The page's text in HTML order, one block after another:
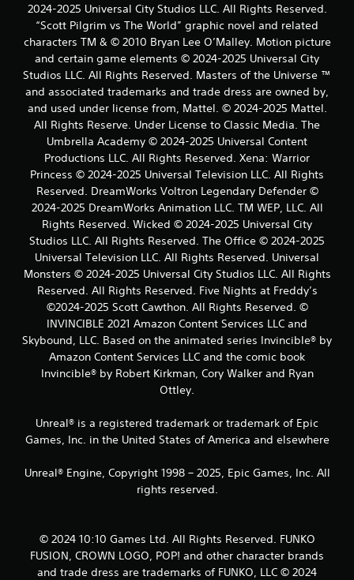
2024-2025 Universal City Studios LLC. All Rights Reserved.
“Scott Pilgrim vs The World” graphic novel and related
characters TM & © 2010 Bryan Lee O’Malley. Motion picture
and certain game elements © 2024-2025 Universal City
Studios LLC. All Rights Reserved. Masters of the Universe ™
and associated trademarks and trade dress are owned by,
and used under license from, Mattel. © 2024-2025 Mattel.
All Rights Reserve. Under License to Classic Media. The
Umbrella Academy © 2024-2025 Universal Content
Productions LLC. All Rights Reserved. Xena: Warrior
Princess © 2024-2025 Universal Television LLC. All Rights
Reserved. DreamWorks Voltron Legendary Defender ©
2024-2025 DreamWorks Animation LLC. TM WEP, LLC. All
Rights Reserved. Wicked © 2024-2025 Universal City
Studios LLC. All Rights Reserved. The Office © 2024-2025
Universal Television LLC. All Rights Reserved. Universal
Monsters © 2024-2025 Universal City Studios LLC. All Rights
Reserved. All Rights Reserved. Five Nights at Freddy’s
©2024-2025 Scott Cawthon. All Rights Reserved. ©
INVINCIBLE 2021 Amazon Content Services LLC and
Skybound, LLC. Based on the animated series Invincible® by
Amazon Content Services LLC and the comic book
Invincible® by Robert Kirkman, Cory Walker and Ryan
Ottley.
Unreal® is a registered trademark or trademark of Epic
Games, Inc. in the United States of America and elsewhere
Unreal® Engine, Copyright 1998 – 2025, Epic Games, Inc. All
rights reserved.
© 2024 10:10 Games Ltd. All Rights Reserved. FUNKO
FUSION, CROWN LOGO, POP! and other character brands
and trade dress are trademarks of FUNKO, LLC © 2024